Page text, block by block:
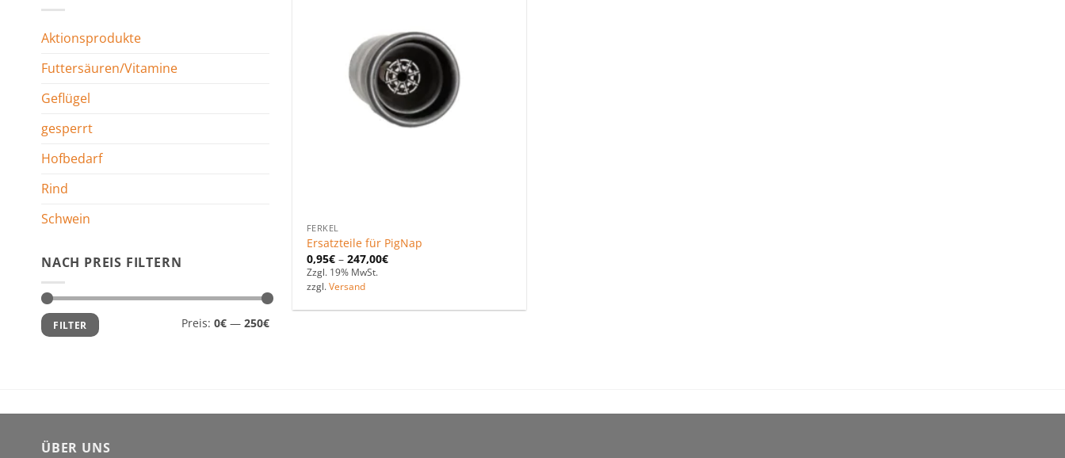
Aktionsprodukte
Futtersäuren/Vitamine
Geflügel
gesperrt
Hofbedarf
Rind
Schwein
NACH PREIS FILTERN
Min.
Preis
Max.
Preis
FILTER Preis: 0€— 250€
FERKEL
Ersatzteile für PigNap
0,95€– 247,00€
Zzgl. 19% MwSt.
zzgl. Versand
ÜBER UNS